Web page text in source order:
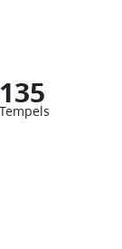
135
Tempels